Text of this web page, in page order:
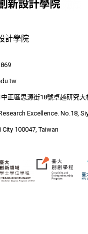
計學院
正區思源街18號卓越研究大
Excellence. No.18,
100047, Taiwan